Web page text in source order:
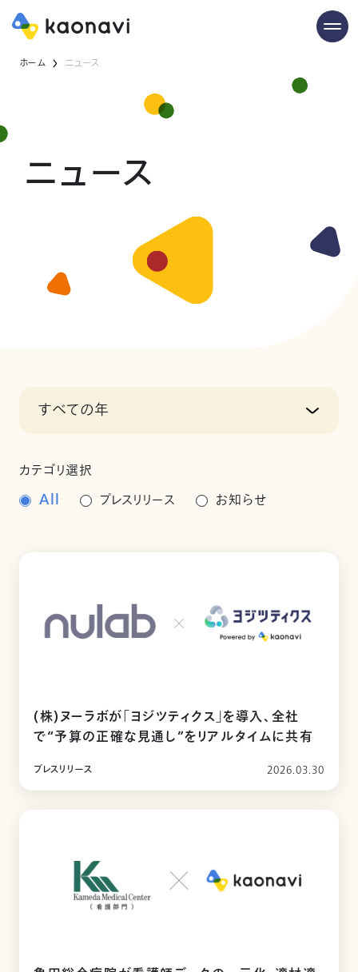
ホーム ニュース
ニュース
すべての年
カテゴリ選択
All プレスリリース お知らせ
(株)ヌーラボが「ヨジツティクス」を導入、全社
で“予算の正確な見通し”をリアルタイムに共有
プレスリリース 2026.03.30